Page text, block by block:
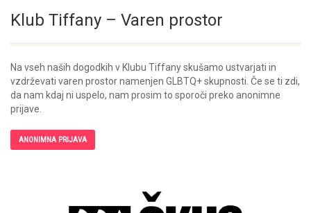
Klub Tiffany – Varen prostor
Na vseh naših dogodkih v Klubu Tiffany skušamo ustvarjati in
vzdrževati varen prostor namenjen GLBTQ+ skupnosti. Če se ti zdi,
da nam kdaj ni uspelo, nam prosim to sporoči preko anonimne
prijave.
ANONIMNA PRIJAVA